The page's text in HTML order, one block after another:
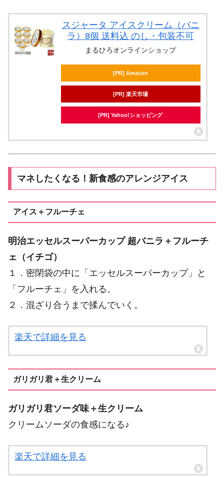
スジャータ アイスクリーム（バニ
ラ）8個 送料込 のし・包装不可
まるひろオンラインショップ
[PR] Amazon
[PR] 楽天市場
[PR] Yahoo!ショッピング
マネしたくなる！新食感のアレンジアイス
アイス＋フルーチェ
明治エッセルスーパーカップ 超バニラ＋フルーチ
ェ（イチゴ）
１．密閉袋の中に「エッセルスーパーカップ」と
「フルーチェ」を入れる。
２．混ざり合うまで揉んでいく。
楽天で詳細を見る
ガリガリ君＋生クリーム
ガリガリ君ソーダ味＋生クリーム
クリームソーダの食感になる♪
楽天で詳細を見る